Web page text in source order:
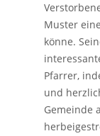
Muster
könne.
Pfarrer,
und
Gemeinde